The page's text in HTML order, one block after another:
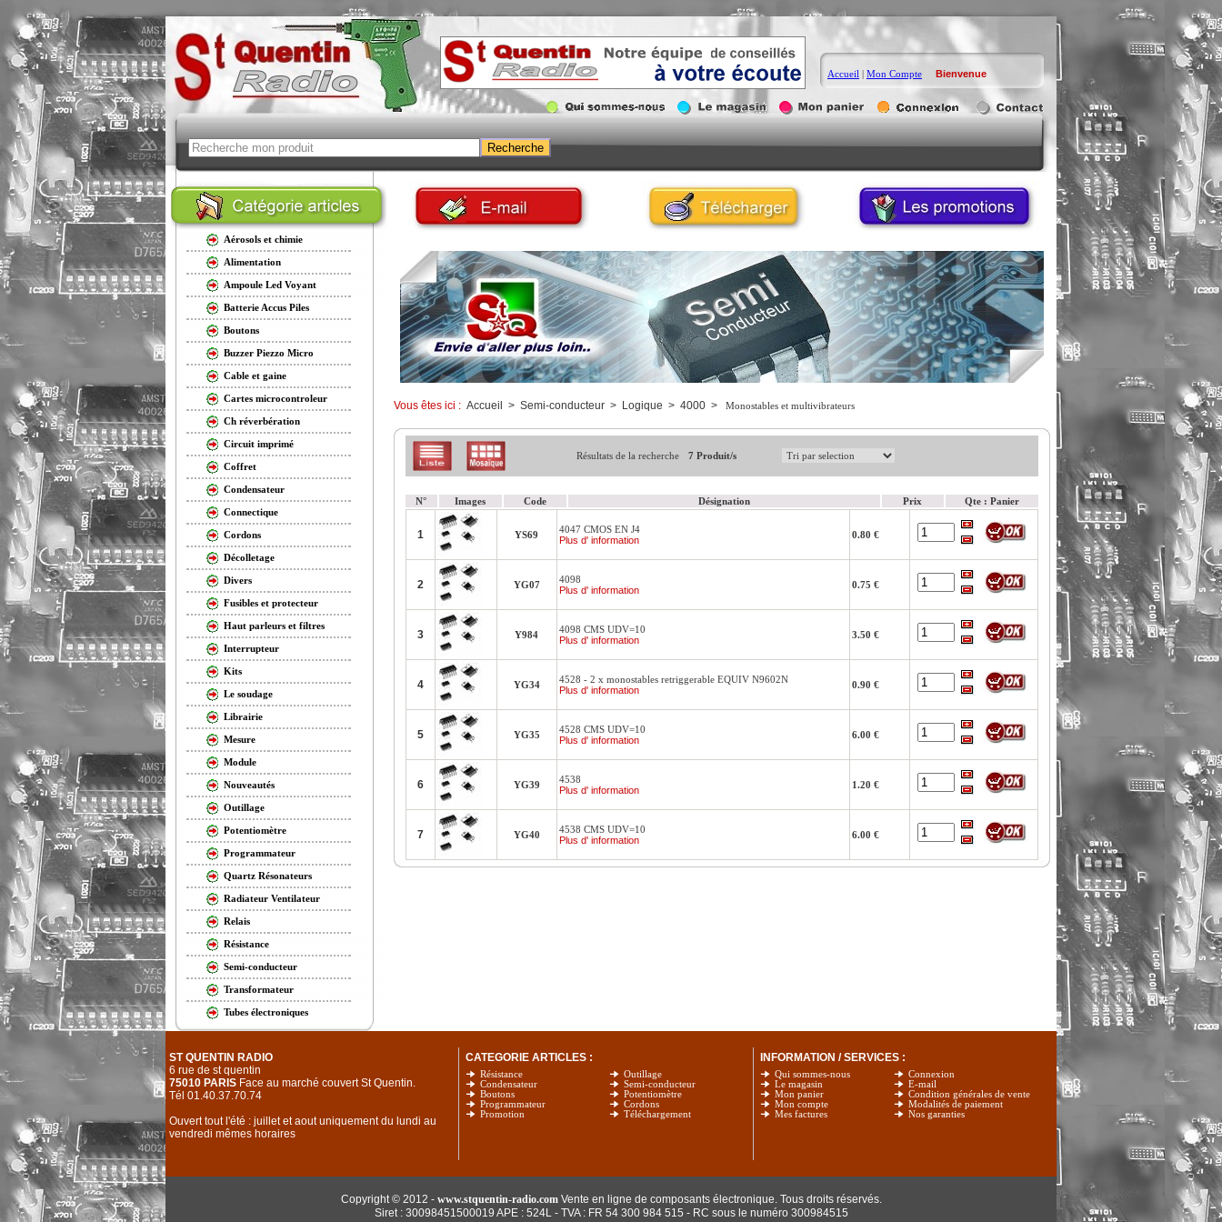
Accueil | Mon Compte Bienvenue
Aérosols et chimie
Alimentation
Ampoule Led Voyant
Batterie Accus Piles
Boutons
Buzzer Piezzo Micro
Cable et gaine
Cartes microcontroleur
Ch réverbération
Circuit imprimé
Coffret
Condensateur
Connectique
Cordons
Décolletage
Divers
Fusibles et protecteur
Haut parleurs et filtres
Interrupteur
Kits
Le soudage
Librairie
Mesure
Module
Nouveautés
Outillage
Potentiomètre
Programmateur
Quartz Résonateurs
Radiateur Ventilateur
Relais
Résistance
Semi-conducteur
Transformateur
Tubes électroniques
Vous êtes ici : Accueil > Semi-conducteur> Logique > 4000> Monostables et multivibrateurs
Résultats de la recherche 7 Produit/s
N° Images Code Désignation Prix Qte : Panier
1 YS69
4047 CMOS EN J4
Plus d' information
0.80 €
2 YG07
4098
Plus d' information
0.75 €
3 Y984
4098 CMS UDV=10
Plus d' information
3.50 €
4 YG34
4528 - 2 x monostables retriggerable EQUIV N9602N
Plus d' information
0.90 €
5 YG35
4528 CMS UDV=10
Plus d' information
6.00 €
6 YG39
4538
Plus d' information
1.20 €
7 YG40
4538 CMS UDV=10
Plus d' information
6.00 €
ST QUENTIN RADIO
6 rue de st quentin
75010 PARIS Face au marché couvert St Quentin.
Tél 01.40.37.70.74
Ouvert tout l'été : juillet et aout uniquement du lundi au
vendredi mêmes horaires
CATEGORIE ARTICLES :
Résistance
Condensateur
Boutons
Programmateur
Promotion
Outillage
Semi-conducteur
Potentiomètre
Cordons
Téléchargement
INFORMATION / SERVICES :
Qui sommes-nous
Le magasin
Mon panier
Mon compte
Mes factures
Connexion
E-mail
Condition générales de vente
Modalités de paiement
Nos garanties
Copyright © 2012 - www.stquentin-radio.comVente en ligne de composants électronique. Tous droits réservés.
Siret : 30098451500019 APE : 524L - TVA : FR 54 300 984 515 - RC sous le numéro 300984515